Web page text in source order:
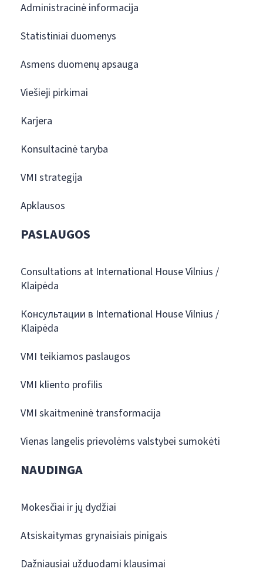
Administracinė informacija
Statistiniai duomenys
Asmens duomenų apsauga
Viešieji pirkimai
Karjera
Konsultacinė taryba
VMI strategija
Apklausos
PASLAUGOS
Consultations at International House Vilnius /
Klaipėda
Консультации в International House Vilnius /
Klaipėda
VMI teikiamos paslaugos
VMI kliento profilis
VMI skaitmeninė transformacija
Vienas langelis prievolėms valstybei sumokėti
NAUDINGA
Mokesčiai ir jų dydžiai
Atsiskaitymas grynaisiais pinigais
Dažniausiai užduodami klausimai